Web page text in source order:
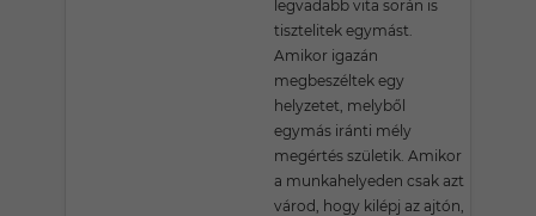
legvadabb vita során is
tisztelitek egymást.
Amikor igazán
megbeszéltek egy
helyzetet, melyből
egymás iránti mély
megértés születik. Amikor
a munkahelyeden csak azt
várod, hogy kilépj az ajtón,